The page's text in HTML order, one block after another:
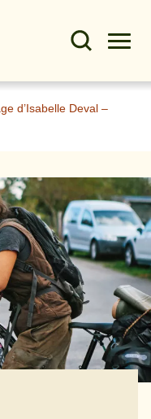
d’Isabelle Deval –